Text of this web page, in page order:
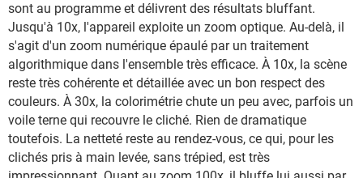
sont au programme et délivrent des résultats bluffant.
Jusqu'à 10x, l'appareil exploite un zoom optique. Au-delà, il
s'agit d'un zoom numérique épaulé par un traitement
algorithmique dans l'ensemble très efficace. À 10x, la scène
reste très cohérente et détaillée avec un bon respect des
couleurs. À 30x, la colorimétrie chute un peu avec, parfois un
voile terne qui recouvre le cliché. Rien de dramatique
toutefois. La netteté reste au rendez-vous, ce qui, pour les
clichés pris à main levée, sans trépied, est très